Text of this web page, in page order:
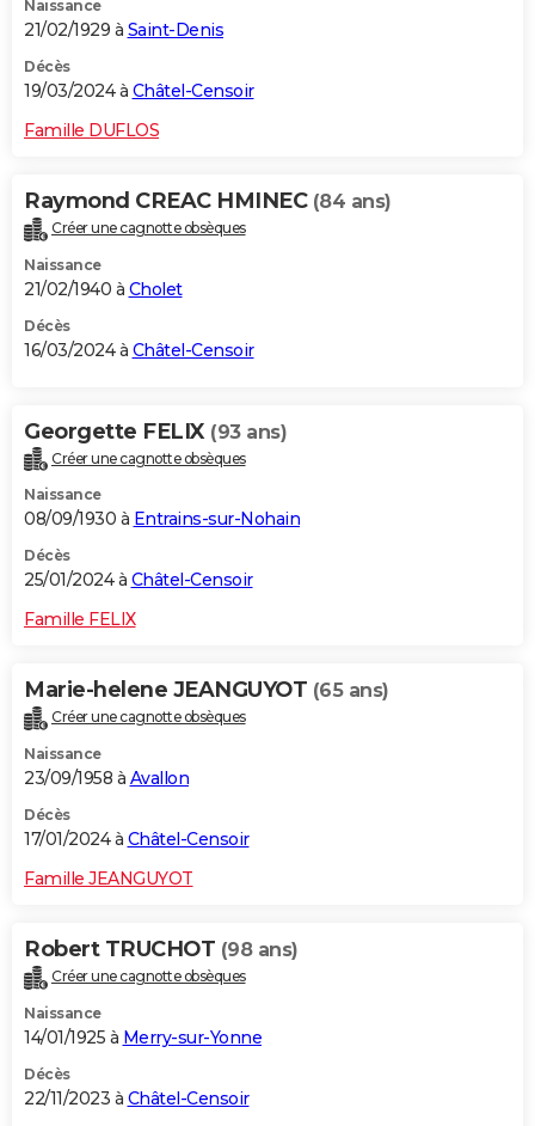
Naissance
21/02/1929 à Saint-Denis
Décès
19/03/2024 à Châtel-Censoir
Famille DUFLOS
Raymond CREAC HMINEC (84 ans)
Créer une cagnotte obsèques
Naissance
21/02/1940 à Cholet
Décès
16/03/2024 à Châtel-Censoir
Georgette FELIX (93 ans)
Créer une cagnotte obsèques
Naissance
08/09/1930 à Entrains-sur-Nohain
Décès
25/01/2024 à Châtel-Censoir
Famille FELIX
Marie-helene JEANGUYOT (65 ans)
Créer une cagnotte obsèques
Naissance
23/09/1958 à Avallon
Décès
17/01/2024 à Châtel-Censoir
Famille JEANGUYOT
Robert TRUCHOT (98 ans)
Créer une cagnotte obsèques
Naissance
14/01/1925 à Merry-sur-Yonne
Décès
22/11/2023 à Châtel-Censoir